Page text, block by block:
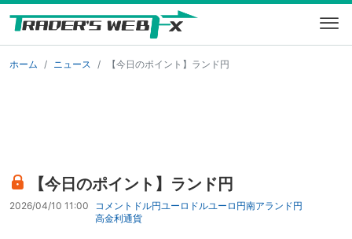
ホーム ニュース 【今日のポイント】ランド円
【今日のポイント】ランド円
2026/04/10 11:00 コメント ドル円ユーロドルユーロ円南アランド円
高金利通貨